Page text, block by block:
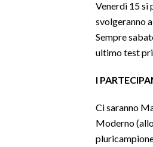
Venerdì 15 si
svolgeranno
Sempre
ultimo test
I
Ci saranno
Moderno